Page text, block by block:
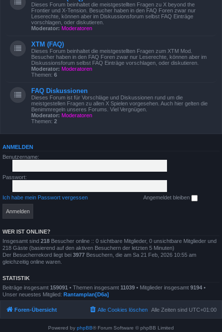
Dieses Forum beinhaltet die meistgestellten Fragen zu X beyond the
Frontier und X-Tension. Besucher haben in den FAQ Foren zwar nur
Leserechte, können aber im Diskussionsforum selbst FAQ Einträge
vorschlagen, oder diskutieren.
Moderator: Moderatoren
XTM (FAQ)
Dieses Forum beinhaltet die meistgestellten Fragen zum XTM Mod.
Besucher haben in den FAQ Foren zwar nur Leserechte, können aber im
Diskussionsforum selbst FAQ Einträge vorschlagen, oder diskutieren.
Moderator: Moderatoren
Themen: 6
FAQ Diskussionen
Dieses Forum ist für Vorschläge und Diskussionen rund um die
meistgestellen Fragen zu allen X Spielen vorgesehen. Auch hier gelten die
Benimmregeln unseres Forums. Viel Vergnügen.
Moderator: Moderatoren
Themen: 2
ANMELDEN
Benutzername:
Passwort:
Ich habe mein Passwort vergessen Angemeldet bleiben
WER IST ONLINE?
Insgesamt sind 218 Besucher online :: 0 sichtbare Mitglieder, 0 unsichtbare Mitglieder und
218 Gäste (basierend auf den aktiven Besuchern der letzten 5 Minuten)
Der Besucherrekord liegt bei 3977 Besuchern, die am Sa 21 Feb, 2026 10:55 am
gleichzeitig online waren.
STATISTIK
Beiträge insgesamt 159091 • Themen insgesamt 11039 • Mitglieder insgesamt 9194 •
Unser neuestes Mitglied: Rantamplan[D6a]
Foren-Übersicht Alle Zeiten sind UTC+01:00
Alle Cookies löschen
Powered by phpBB® Forum Software © phpBB Limited